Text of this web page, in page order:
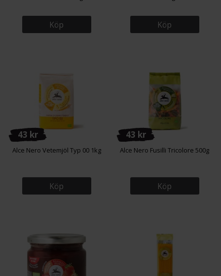
Köp Köp
43 kr
Alce Nero Vetemjöl Typ 00 1kg
Köp
43 kr
Alce Nero Fusilli Tricolore 500g
Köp